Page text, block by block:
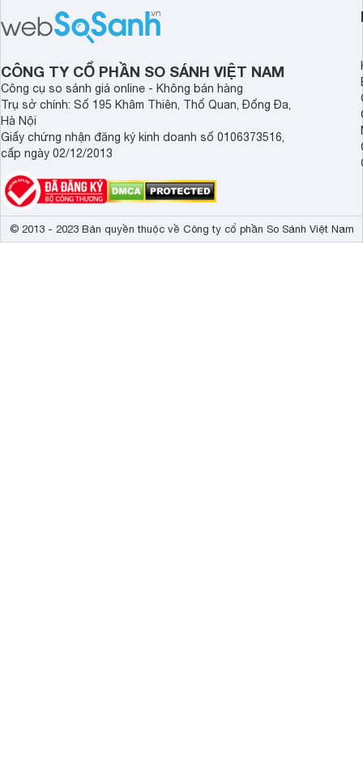
hợp đáng chú ý khi có mức giá dễ
tiếp cận hơn dù mới ra mắt trong năm
tảng Google TV
nghệ hỗ trợ nâng
CÔNG TY CỔ PHẦN SO SÁNH VIỆT NAM
Công cụ so sánh giá online - Không bán hàng
Trụ sở chính: Số 195 Khâm Thiên, Thổ Quan, Đống Đa,
Hà Nội
Giấy chứng nhận đăng ký kinh doanh số 0106373516,
cấp ngày 02/12/2013
© 2013 - 2023 Bản quyền thuộc về Công ty cổ phần So Sánh Việt Nam